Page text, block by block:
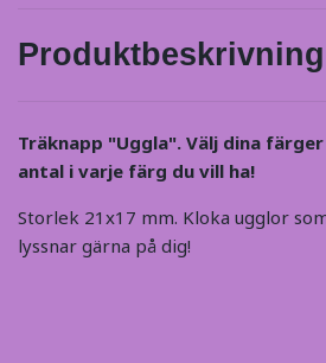
Produktbeskrivning
Träknapp "Uggla". Välj dina
antal i varje färg du vill ha!
Storlek 21x17 mm. Kloka ugglor
lyssnar gärna på dig!